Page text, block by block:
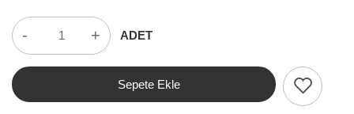
- + ADET
Sepete Ekle